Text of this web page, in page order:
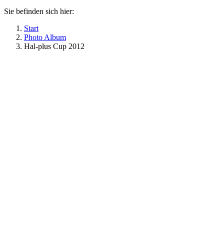
Sie befinden sich hier:
Start
Photo Album
Hal-plus Cup 2012